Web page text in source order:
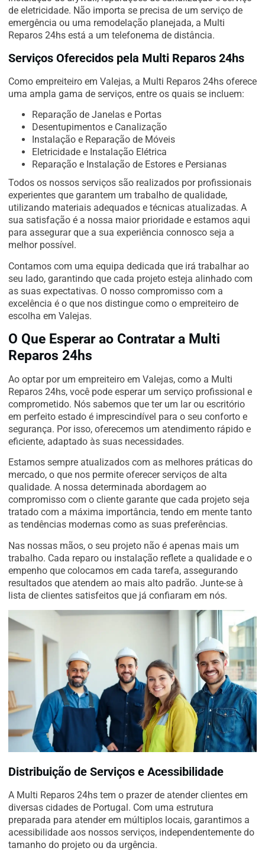
de eletricidade. Não importa se precisa de um serviço de
emergência ou uma remodelação planejada, a Multi
Reparos 24hs está a um telefonema de distância.
Serviços Oferecidos pela Multi Reparos 24hs
Como empreiteiro em Valejas, a Multi Reparos 24hs oferece
uma ampla gama de serviços, entre os quais se incluem:
Reparação de Janelas e Portas
Desentupimentos e Canalização
Instalação e Reparação de Móveis
Eletricidade e Instalação Elétrica
Reparação e Instalação de Estores e Persianas
Todos os nossos serviços são realizados por profissionais
experientes que garantem um trabalho de qualidade,
utilizando materiais adequados e técnicas atualizadas. A
sua satisfação é a nossa maior prioridade e estamos aqui
para assegurar que a sua experiência connosco seja a
melhor possível.
Contamos com uma equipa dedicada que irá trabalhar ao
seu lado, garantindo que cada projeto esteja alinhado com
as suas expectativas. O nosso compromisso com a
excelência é o que nos distingue como o empreiteiro de
escolha em Valejas.
O Que Esperar ao Contratar a Multi
Reparos 24hs
Ao optar por um empreiteiro em Valejas, como a Multi
Reparos 24hs, você pode esperar um serviço profissional e
comprometido. Nós sabemos que ter um lar ou escritório
em perfeito estado é imprescindível para o seu conforto e
segurança. Por isso, oferecemos um atendimento rápido e
eficiente, adaptado às suas necessidades.
Estamos sempre atualizados com as melhores práticas do
mercado, o que nos permite oferecer serviços de alta
qualidade. A nossa determinada abordagem ao
compromisso com o cliente garante que cada projeto seja
tratado com a máxima importância, tendo em mente tanto
as tendências modernas como as suas preferências.
Nas nossas mãos, o seu projeto não é apenas mais um
trabalho. Cada reparo ou instalação reflete a qualidade e o
empenho que colocamos em cada tarefa, assegurando
resultados que atendem ao mais alto padrão. Junte-se à
lista de clientes satisfeitos que já confiaram em nós.
Distribuição de Serviços e Acessibilidade
A Multi Reparos 24hs tem o prazer de atender clientes em
diversas cidades de Portugal. Com uma estrutura
preparada para atender em múltiplos locais, garantimos a
acessibilidade aos nossos serviços, independentemente do
tamanho do projeto ou da urgência.